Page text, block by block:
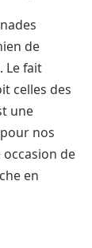
de
. Le fait
celles des
une
pour nos
occasion de
en